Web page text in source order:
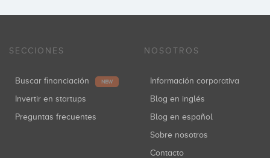
SECCIONES
Buscar financiación NEW
Invertir en startups
Preguntas frecuentes
NOSOTROS
Información corporativa
Blog en inglés
Blog en español
Sobre nosotros
Contacto